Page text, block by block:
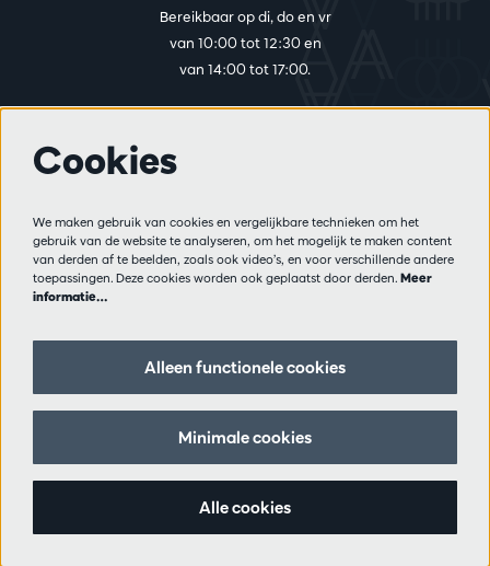
Bereikbaar op di, do en vr
van 10:00 tot 12:30 en
van 14:00 tot 17:00.
Privacy
Verkoopsvoorwaarden
Pers
Volg ons
Cookies
We maken gebruik van cookies en vergelijkbare technieken om het
gebruik van de website te analyseren, om het mogelijk te maken content
van derden af te beelden, zoals ook video’s, en voor verschillende andere
toepassingen. Deze cookies worden ook geplaatst door derden. Meer
informatie…
Alleen functionele cookies
Minimale cookies
Alle cookies